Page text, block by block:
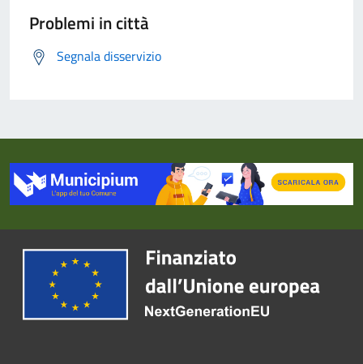
Problemi in città
Segnala disservizio